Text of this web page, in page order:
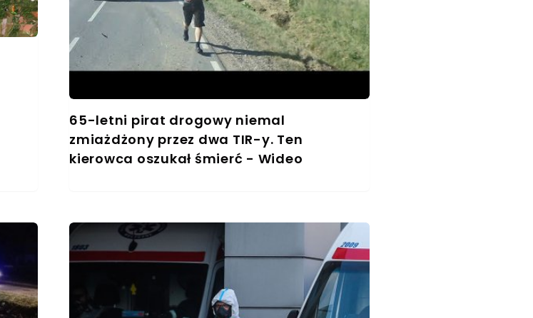
65-letni pirat drogowy niemal
zmiażdżony przez dwa TIR-y. Ten
kierowca oszukał śmierć - Wideo